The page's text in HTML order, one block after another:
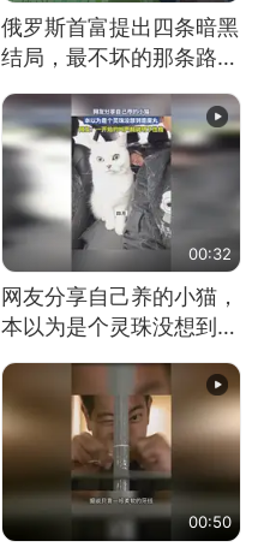
俄罗斯首富提出四条暗黑
结局，最不坏的那条路是
通向东方
00:32
网友分享自己养的小猫，
本以为是个灵珠没想到是
00:50